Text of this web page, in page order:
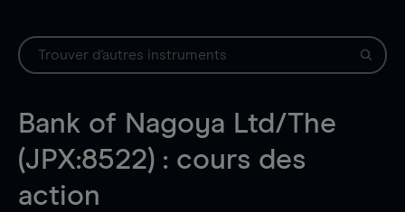
Bank of Nagoya Ltd/The
(JPX:8522) : cours des
action